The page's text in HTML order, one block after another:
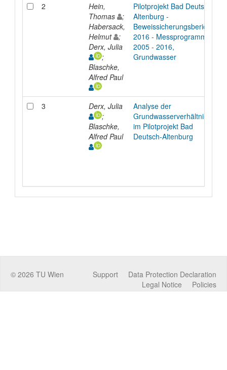
2
Hein,
Thomas
;
Habersack,
Helmut
;
Derx, Julia
;
Blaschke,
Alfred Paul
Pilotprojekt Bad Deutsch
Altenburg -
Beweissicherungsbericht
2016 - Messprogramm
2005 - 2016,
Grundwasser
3
Derx, Julia
;
Blaschke,
Alfred Paul
Analyse der
Grundwasserverhältnisse
im Pilotprojekt Bad
Deutsch-Altenburg
© 2026 TU Wien Data Protection Declaration
Support
Policies
Legal Notice